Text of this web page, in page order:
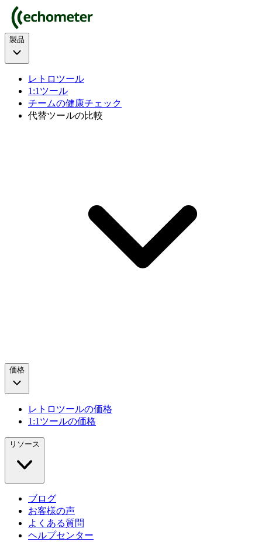
製品
レトロツール
1:1ツール
チームの健康チェック
代替ツールの比較
価格
レトロツールの価格
1:1ツールの価格
リソース
ブログ
お客様の声
よくある質問
ヘルプセンター